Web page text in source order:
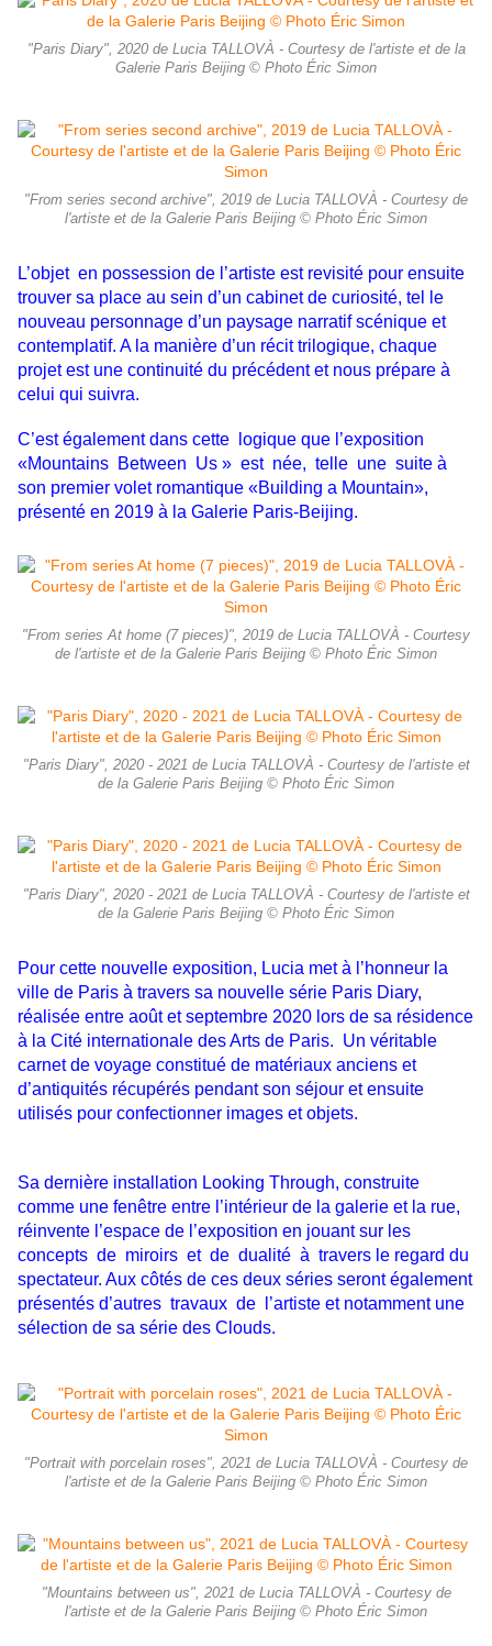
"Paris Diary", 2020 de Lucia TALLOVÀ - Courtesy de l'artiste et de la
Galerie Paris Beijing © Photo Éric Simon
"From series second archive", 2019 de Lucia TALLOVÀ - Courtesy de
l'artiste et de la Galerie Paris Beijing © Photo Éric Simon
L’objet en possession de l’artiste est revisité pour ensuite
trouver sa place au sein d’un cabinet de curiosité, tel le
nouveau personnage d’un paysage narratif scénique et
contemplatif. A la manière d’un récit trilogique, chaque
projet est une continuité du précédent et nous prépare à
celui qui suivra.
C’est également dans cette logique que l’exposition
«Mountains Between Us » est née, telle une suite à
son premier volet romantique «Building a Mountain»,
présenté en 2019 à la Galerie Paris-Beijing.
"From series At home (7 pieces)", 2019 de Lucia TALLOVÀ - Courtesy
de l'artiste et de la Galerie Paris Beijing © Photo Éric Simon
"Paris Diary", 2020 - 2021 de Lucia TALLOVÀ - Courtesy de l'artiste et
de la Galerie Paris Beijing © Photo Éric Simon
"Paris Diary", 2020 - 2021 de Lucia TALLOVÀ - Courtesy de l'artiste et
de la Galerie Paris Beijing © Photo Éric Simon
Pour cette nouvelle exposition, Lucia met à l’honneur la
ville de Paris à travers sa nouvelle série Paris Diary,
réalisée entre août et septembre 2020 lors de sa résidence
à la Cité internationale des Arts de Paris. Un véritable
carnet de voyage constitué de matériaux anciens et
d’antiquités récupérés pendant son séjour et ensuite
utilisés pour confectionner images et objets.
Sa dernière installation Looking Through, construite
comme une fenêtre entre l’intérieur de la galerie et la rue,
réinvente l’espace de l’exposition en jouant sur les
concepts de miroirs et de dualité à travers le regard du
spectateur. Aux côtés de ces deux séries seront également
présentés d’autres travaux de l’artiste et notamment une
sélection de sa série des Clouds.
"Portrait with porcelain roses", 2021 de Lucia TALLOVÀ - Courtesy de
l'artiste et de la Galerie Paris Beijing © Photo Éric Simon
"Mountains between us", 2021 de Lucia TALLOVÀ - Courtesy de
l'artiste et de la Galerie Paris Beijing © Photo Éric Simon